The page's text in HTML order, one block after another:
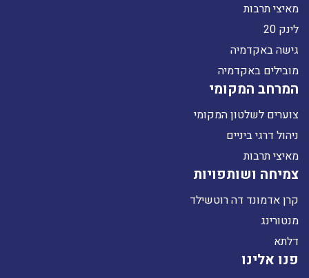
מאיצי תרבות
לינק 20
גישה באקדמיה
מובילים באקדמיה
המרחב המקומי
צוערים לשלטון המקומי
ניהול דרגי ביניים
מאיצי תרבות
צמיחה ושותפויות
קרן אדמונד דה רוטשילד
מנטורינג
דלתא
פנו אלינו